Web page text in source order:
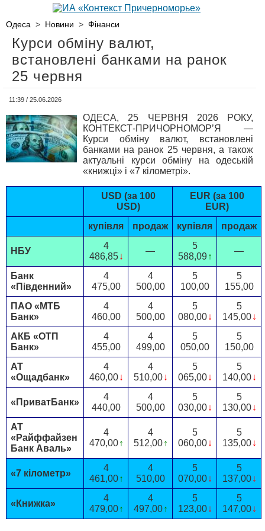
Одеса > Новини > Фінанси
Курси обміну валют,
встановлені банками на ранок
25 червня
11:39 / 25.06.2026
ОДЕСА, 25 ЧЕРВНЯ 2026 РОКУ,
КОНТЕКСТ-ПРИЧОРНОМОР’Я —
Курси обміну валют, встановлені
банками на ранок 25 червня, а також
актуальні курси обміну на одеській
«книжці» і «7 кілометрі».
USD (за 100
USD)
EUR (за 100
EUR)
купівля
продаж купівля продаж
НБУ
4
486,85 ↓
—
5
588,09 ↑
—
Банк
«Південний»
4
475,00
4
500,00
5
100,00
5
155,00
ПАО «МТБ
Банк»
4
460,00
4
500,00
5
080,00 ↓
5
145,00 ↓
АКБ «ОТП
Банк»
4
455,00
4
499,00
5
050,00
5
150,00
АТ
«Ощадбанк»
4
460,00 ↓
4
510,00 ↓
5
065,00 ↓
5
140,00 ↓
«ПриватБанк»
4
440,00
4
500,00
5
030,00 ↓
5
130,00 ↓
АТ
«Райффайзен
Банк Аваль»
4
470,00 ↑
4
512,00 ↑
5
060,00 ↓
5
135,00 ↓
«7 кілометр»
4
461,00 ↑
4
510,00
5
070,00 ↓
5
137,00 ↓
«Книжка»
4
479,00 ↑
4
497,00 ↑
5
123,00 ↓
5
147,00 ↓